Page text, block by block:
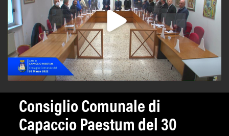
Consiglio Comunale di
Capaccio Paestum del 30